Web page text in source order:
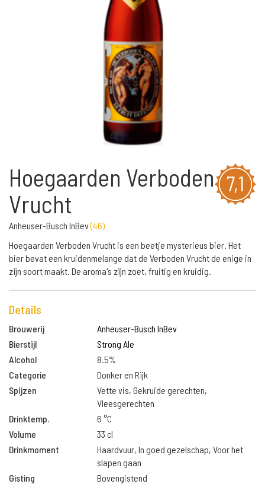
7,1
Hoegaarden Verboden
Vrucht
Anheuser-Busch InBev(46)
Hoegaarden Verboden Vrucht is een beetje mysterieus bier. Het
bier bevat een kruidenmelange dat de Verboden Vrucht de enige in
zijn soort maakt. De aroma's zijn zoet, fruitig en kruidig.
Details
Brouwerij
Anheuser-Busch InBev
Bierstijl
Strong Ale
Alcohol
8.5%
Categorie
Donker en Rijk
Spijzen
Vette vis, Gekruide gerechten,
Vleesgerechten
Drinktemp.
6 °C
Volume
33 cl
Drinkmoment
Haardvuur, In goed gezelschap, Voor het
slapen gaan
Gisting
Bovengistend